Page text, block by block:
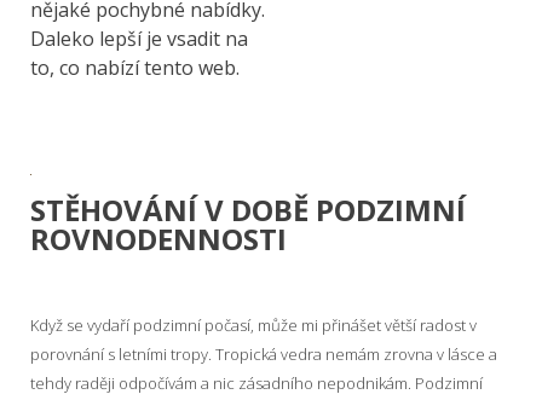
nějaké pochybné nabídky.
Daleko lepší je vsadit na
to, co nabízí tento web.
STĚHOVÁNÍ V DOBĚ PODZIMNÍ
ROVNODENNOSTI
Když se vydaří podzimní počasí, může mi přinášet větší radost v
porovnání s letními tropy. Tropická vedra nemám zrovna v lásce a
tehdy raději odpočívám a nic zásadního nepodnikám. Podzimní